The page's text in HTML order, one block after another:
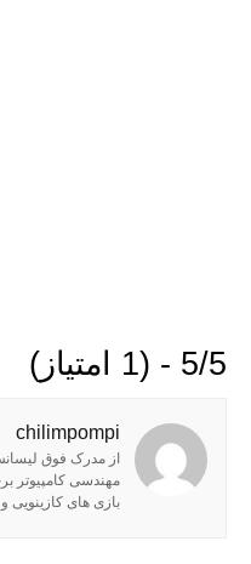
5/5 - (1 امتیاز)
chilimpompi
از مدرک فوق
مهندسی کامپیوتر
بازی های